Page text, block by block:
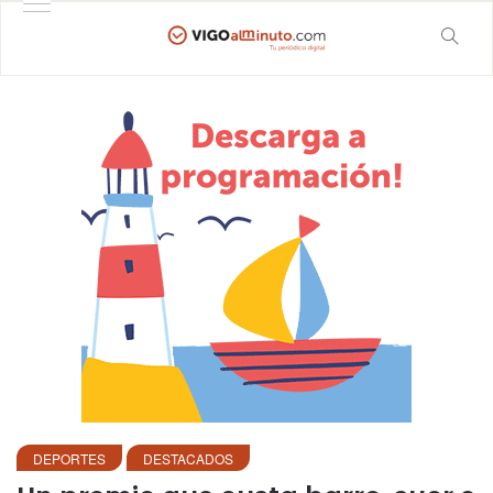
DEPORTES DESTACADOS